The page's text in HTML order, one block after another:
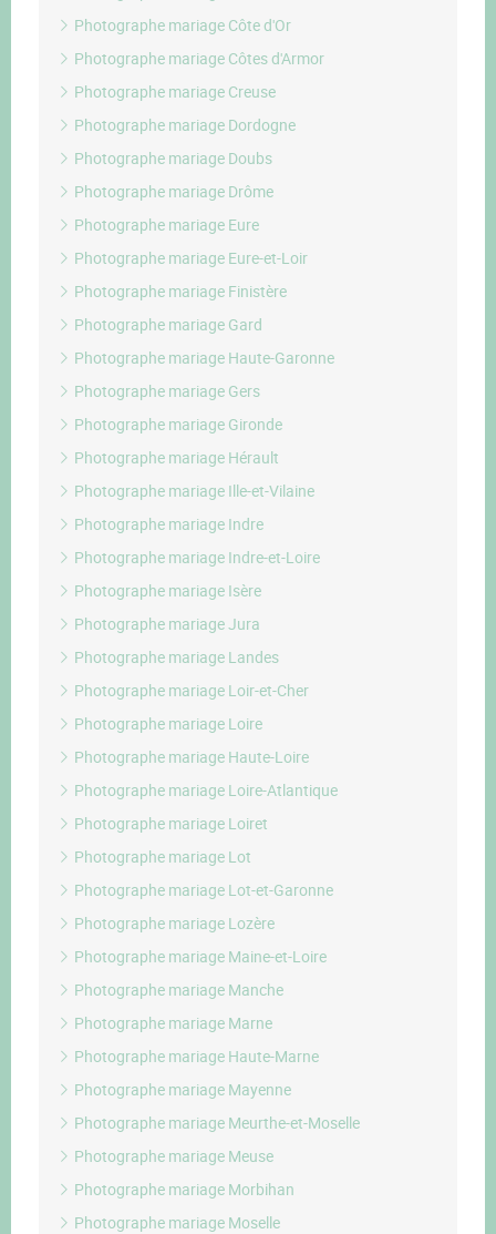
Photographe mariage Côte d'Or
Photographe mariage Côtes d'Armor
Photographe mariage Creuse
Photographe mariage Dordogne
Photographe mariage Doubs
Photographe mariage Drôme
Photographe mariage Eure
Photographe mariage Eure-et-Loir
Photographe mariage Finistère
Photographe mariage Gard
Photographe mariage Haute-Garonne
Photographe mariage Gers
Photographe mariage Gironde
Photographe mariage Hérault
Photographe mariage Ille-et-Vilaine
Photographe mariage Indre
Photographe mariage Indre-et-Loire
Photographe mariage Isère
Photographe mariage Jura
Photographe mariage Landes
Photographe mariage Loir-et-Cher
Photographe mariage Loire
Photographe mariage Haute-Loire
Photographe mariage Loire-Atlantique
Photographe mariage Loiret
Photographe mariage Lot
Photographe mariage Lot-et-Garonne
Photographe mariage Lozère
Photographe mariage Maine-et-Loire
Photographe mariage Manche
Photographe mariage Marne
Photographe mariage Haute-Marne
Photographe mariage Mayenne
Photographe mariage Meurthe-et-Moselle
Photographe mariage Meuse
Photographe mariage Morbihan
Photographe mariage Moselle